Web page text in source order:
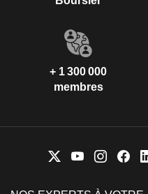
+ 1 300 000
membres